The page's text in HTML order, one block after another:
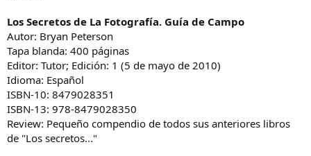
Los Secretos de La Fotografía. Guía de Campo
Autor: Bryan Peterson
Tapa blanda: 400 páginas
Editor: Tutor; Edición: 1 (5 de mayo de 2010)
Idioma: Español
ISBN-10: 8479028351
ISBN-13: 978-8479028350
Review: Pequeño compendio de todos sus anteriores libros
de "Los secretos..."